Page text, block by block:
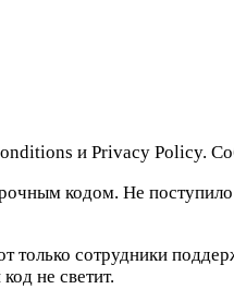
и Privacy Policy.
кодом. Не
сотрудники
не светит.